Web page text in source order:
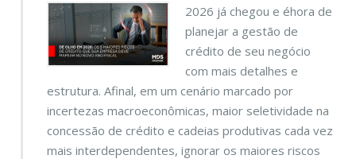
2026 já chegou e éhora de
planejar a gestão de
crédito de seu negócio
com mais detalhes e
estrutura. Afinal, em um cenário marcado por
incertezas macroeconômicas, maior seletividade na
concessão de crédito e cadeias produtivas cada vez
mais interdependentes, ignorar os maiores riscos